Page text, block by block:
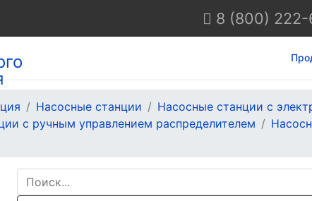
8 (800) 222-
Насосные станции
Насосные станции с
с ручным управлением распределителем